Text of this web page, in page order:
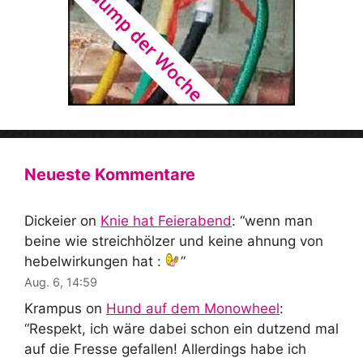
Neueste Kommentare
Dickeier on Knie hat Feierabend: “wenn man
beine wie streichhölzer und keine ahnung von
hebelwirkungen hat :
”
Aug. 6, 14:59
Krampus on Hund auf dem Monowheel:
“Respekt, ich wäre dabei schon ein dutzend mal
auf die Fresse gefallen! Allerdings habe ich